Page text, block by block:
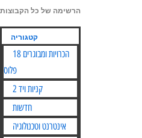
הרשימה של כל הקבוצות
קטגוריה
הכרויות ומבוגרים 18
פלוס
קניות ויד 2
חדשות
אינטרנט וטכנולוגיה